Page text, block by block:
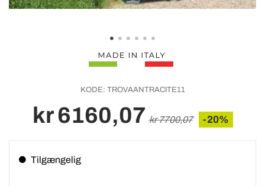
KODE: TROVAANTRACITE11
kr 6160,07 kr 7700,07 -20%
Tilgængelig